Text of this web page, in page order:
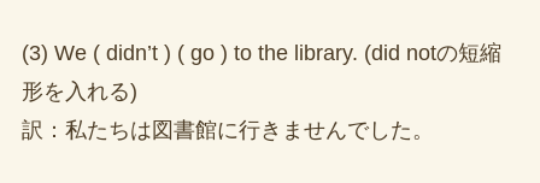
(3) We ( didn’t ) ( go ) to the library. (did notの短縮
形を入れる)
訳：私たちは図書館に行きませんでした。